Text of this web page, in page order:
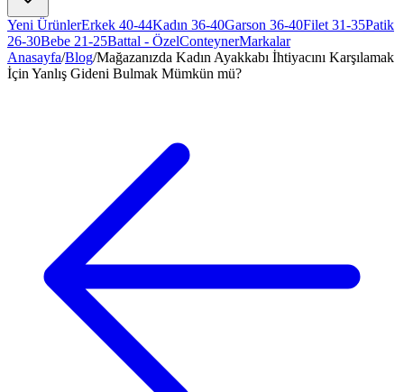
Yeni ÜrünlerErkek 40-44Kadın 36-40Garson 36-40Filet 31-35Patik
26-30Bebe 21-25Battal - ÖzelConteynerMarkalar
Anasayfa/Blog/Mağazanızda Kadın Ayakkabı İhtiyacını Karşılamak
İçin Yanlış Gideni Bulmak Mümkün mü?